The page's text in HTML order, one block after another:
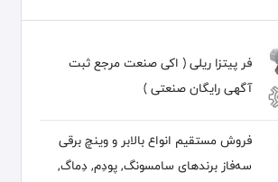
فر پیتزا ریلی ( اکی صنعت مرجع ثبت
آگهی رایگان صنعتی )
فروش مستقیم انواع بالابر و وینچ برقی
سه‌فاز برندهای سامسونگ, پودِم, دِماگ,